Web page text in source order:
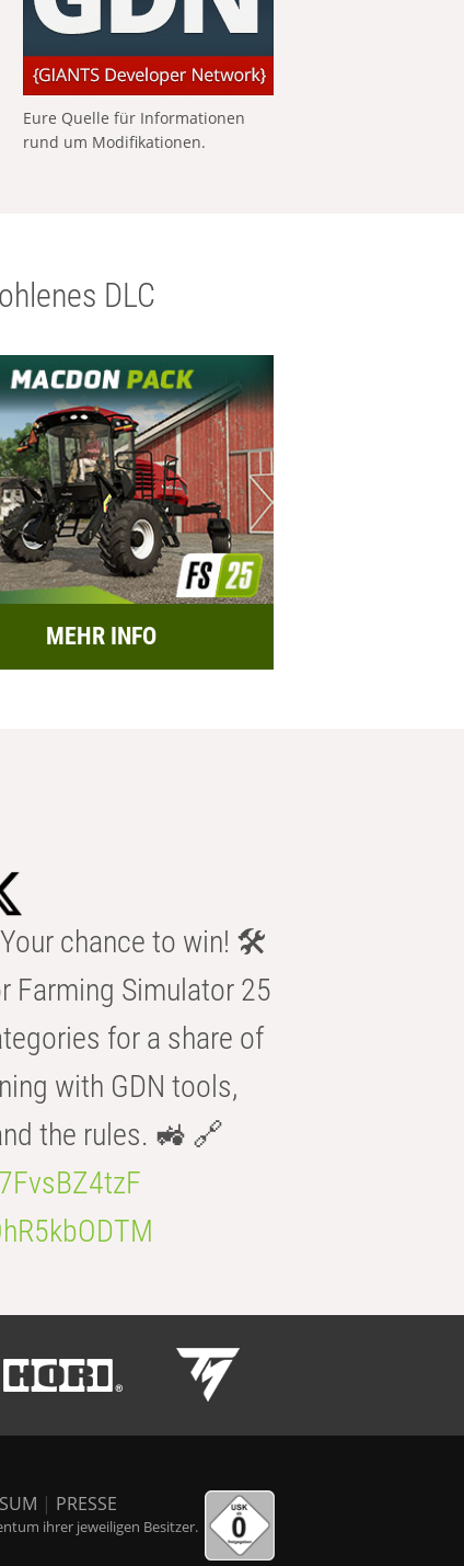
Eure Quelle für Informationen
rund um Modifikationen.
DLC
MEHR INFO
chance to win! 🛠️
Farming Simulator 25
for a share of
with GDN tools,
the rules. 🚜 🔗
| PRESSE
ihrer jeweiligen Besitzer.